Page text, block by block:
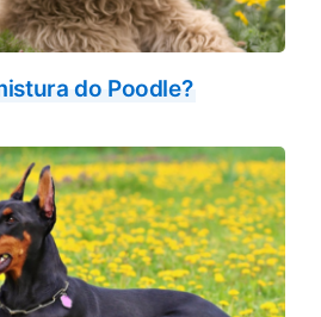
do Poodle?